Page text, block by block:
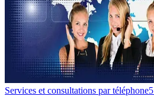
Services et consultations par téléphone5